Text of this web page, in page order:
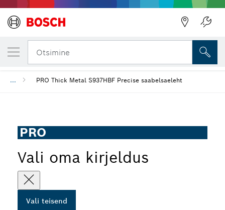
Otsimine
... PRO Thick Metal S937HBF Precise saabelsaeleht
PRO
Vali oma kirjeldus
Vali teisend
SINU VALITUD TEISEND
PRO Thick Metal precise S937HBF saeleht